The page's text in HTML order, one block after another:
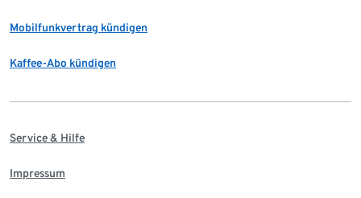
Mobilfunkvertrag kündigen
Kaffee-Abo kündigen
Service & Hilfe
Impressum